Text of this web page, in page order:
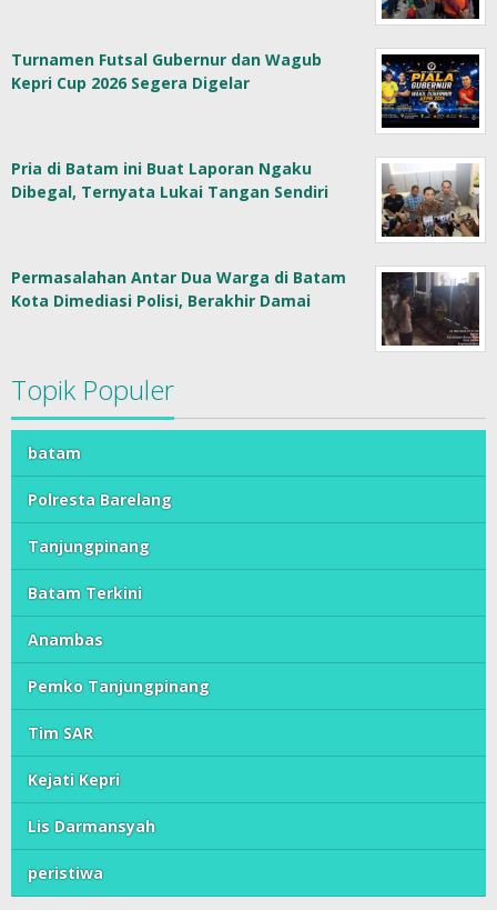
Turnamen Futsal Gubernur dan Wagub
Kepri Cup 2026 Segera Digelar
Pria di Batam ini Buat Laporan Ngaku
Dibegal, Ternyata Lukai Tangan Sendiri
Permasalahan Antar Dua Warga di Batam
Kota Dimediasi Polisi, Berakhir Damai
Topik Populer
batam
Polresta Barelang
Tanjungpinang
Batam Terkini
Anambas
Pemko Tanjungpinang
Tim SAR
Kejati Kepri
Lis Darmansyah
peristiwa